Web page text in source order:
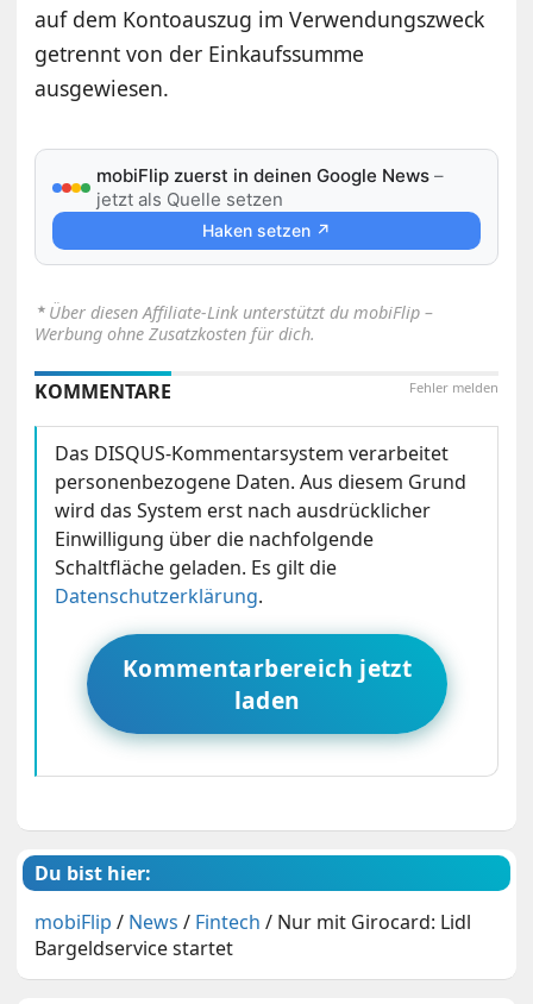
auf dem Kontoauszug im Verwendungszweck
getrennt von der Einkaufssumme
ausgewiesen.
mobiFlip zuerst in deinen Google News –
jetzt als Quelle setzen
Haken setzen ↗
⋆ Über diesen Affiliate-Link unterstützt du mobiFlip –
Werbung ohne Zusatzkosten für dich.
Fehler melden
KOMMENTARE
Das DISQUS-Kommentarsystem verarbeitet
personenbezogene Daten. Aus diesem Grund
wird das System erst nach ausdrücklicher
Einwilligung über die nachfolgende
Schaltfläche geladen. Es gilt die
Datenschutzerklärung.
Kommentarbereich jetzt
laden
Du bist hier:
mobiFlip / News / Fintech / Nur mit Girocard: Lidl
Bargeldservice startet